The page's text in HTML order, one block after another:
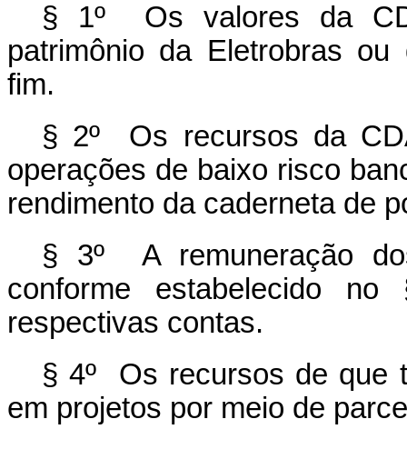
§ 1º Os valores da
patrimônio da Eletrobras
fim.
§ 2º Os recursos da
operações de baixo risco
rendimento da caderneta de
§ 3º A remuneração
conforme estabelecido
respectivas contas.
§ 4º Os recursos de que
em projetos por meio de